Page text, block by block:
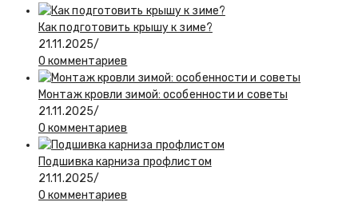
Как подготовить крышу к зиме?
21.11.2025/
0 комментариев
Монтаж кровли зимой: особенности и советы
21.11.2025/
0 комментариев
Подшивка карниза профлистом
21.11.2025/
0 комментариев